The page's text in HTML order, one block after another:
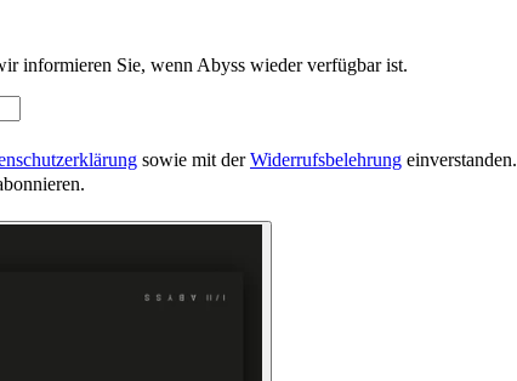
informieren Sie, wenn Abyss wieder verfügbar ist.
sowie mit derWiderrufsbelehrung einverstanden.